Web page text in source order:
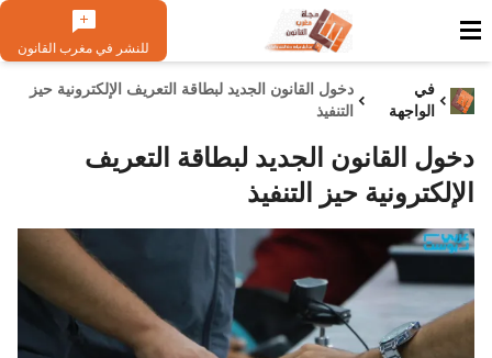
للنشر في مغرب القانون
في
الواجهة
دخول القانون الجديد لبطاقة التعريف الإلكترونية حيز
التنفيذ
دخول القانون الجديد لبطاقة التعريف
الإلكترونية حيز التنفيذ